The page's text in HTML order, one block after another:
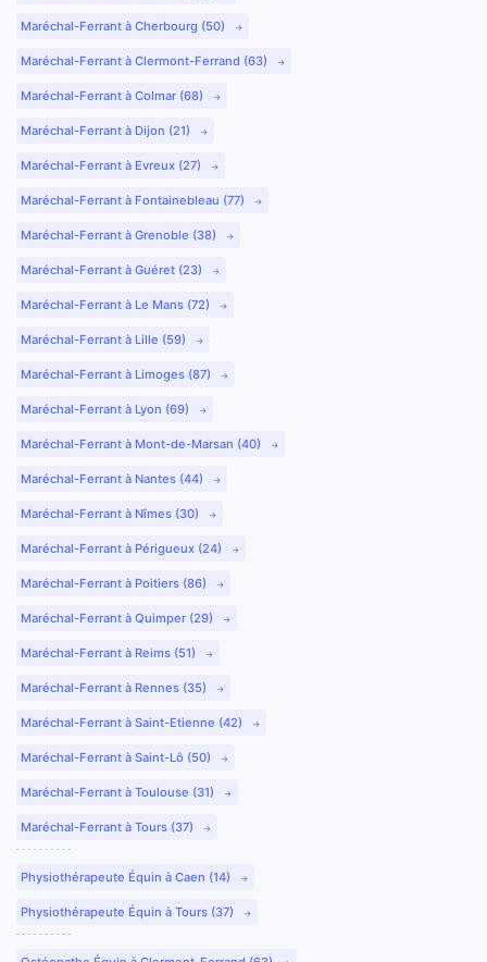
Maréchal-Ferrant à Cherbourg (50)
Maréchal-Ferrant à Clermont-Ferrand (63)
Maréchal-Ferrant à Colmar (68)
Maréchal-Ferrant à Dijon (21)
Maréchal-Ferrant à Evreux (27)
Maréchal-Ferrant à Fontainebleau (77)
Maréchal-Ferrant à Grenoble (38)
Maréchal-Ferrant à Guéret (23)
Maréchal-Ferrant à Le Mans (72)
Maréchal-Ferrant à Lille (59)
Maréchal-Ferrant à Limoges (87)
Maréchal-Ferrant à Lyon (69)
Maréchal-Ferrant à Mont-de-Marsan (40)
Maréchal-Ferrant à Nantes (44)
Maréchal-Ferrant à Nîmes (30)
Maréchal-Ferrant à Périgueux (24)
Maréchal-Ferrant à Poitiers (86)
Maréchal-Ferrant à Quimper (29)
Maréchal-Ferrant à Reims (51)
Maréchal-Ferrant à Rennes (35)
Maréchal-Ferrant à Saint-Etienne (42)
Maréchal-Ferrant à Saint-Lô (50)
Maréchal-Ferrant à Toulouse (31)
Maréchal-Ferrant à Tours (37)
Physiothérapeute Équin à Caen (14)
Physiothérapeute Équin à Tours (37)